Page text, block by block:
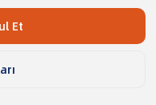
vadeli